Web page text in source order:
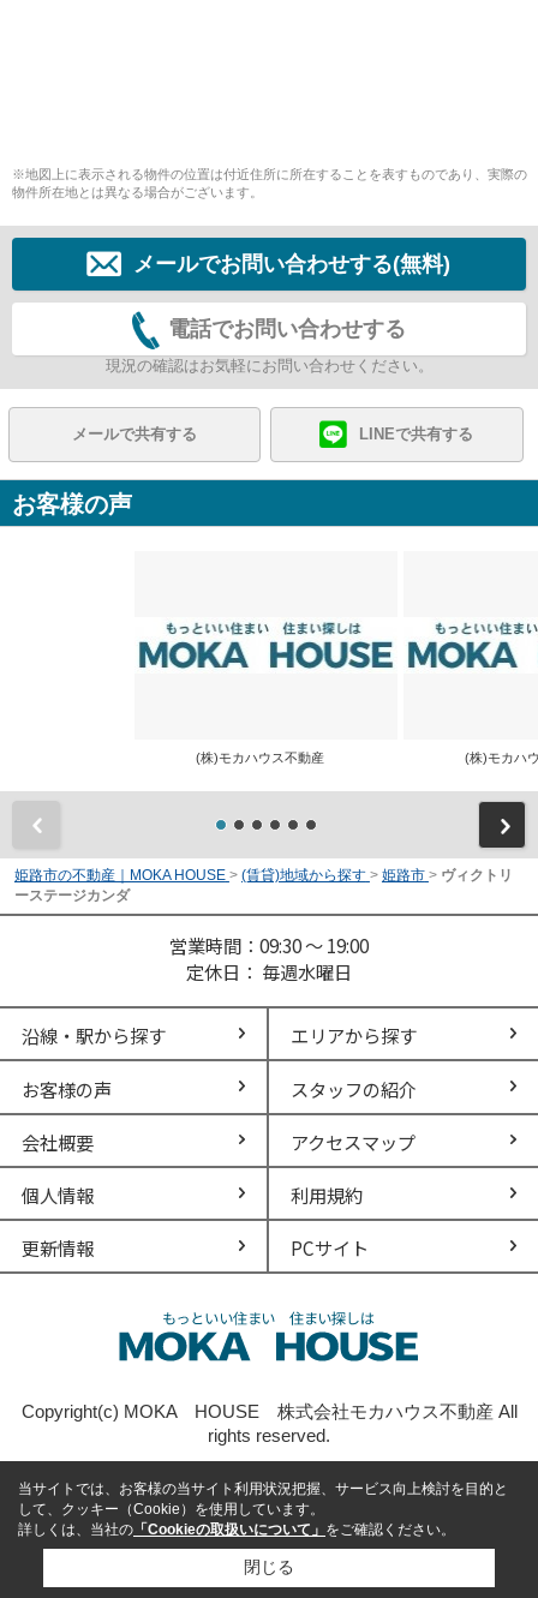
※地図上に表示される物件の位置は付近住所に所在することを表すものであり、実際の
物件所在地とは異なる場合がございます。
メールでお問い合わせする(無料)
電話でお問い合わせする
現況の確認はお気軽にお問い合わせください。
メールで共有する LINEで共有する
お客様の声
(株)モカハウス不動産 (株)モカハ
姫路市の不動産｜MOKA HOUSE > (賃貸)地域から探す > 姫路市 > ヴィクトリ
ーステージカンダ
営業時間：09:30 ～ 19:00
定休日： 毎週水曜日
沿線・駅から探す エリアから探す
お客様の声 スタッフの紹介
会社概要 アクセスマップ
個人情報 利用規約
更新情報 PCサイト
Copyright(c) MOKA HOUSE 株式会社モカハウス不動産 All
rights reserved.
当サイトでは、お客様の当サイト利用状況把握、サービス向上検討を目的と
して、クッキー（Cookie）を使用しています。
詳しくは、当社の 「Cookieの取扱いについて」 をご確認ください。
閉じる